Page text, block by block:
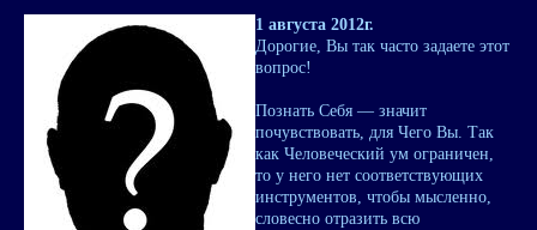
1 августа 2012г.
Дорогие, Вы так часто задаете этот
вопрос!
Познать Себя — значит
почувствовать, для Чего Вы. Так
как Человеческий ум ограничен,
то у него нет соответствующих
инструментов, чтобы мысленно,
словесно отразить всю